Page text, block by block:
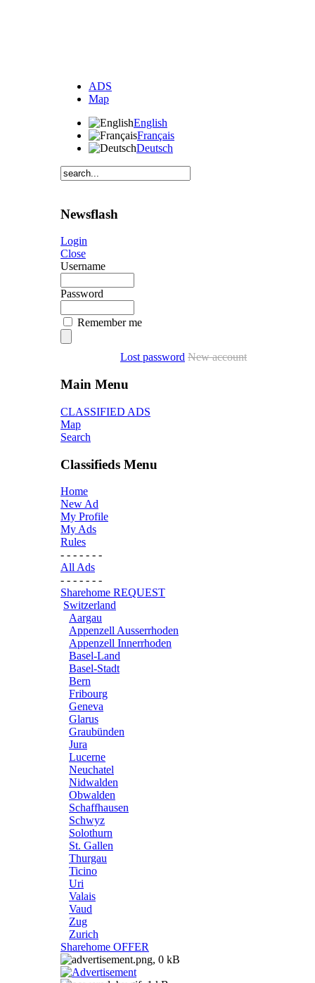
ADS
Map
English
Français
Deutsch
Newsflash
Login
Close
Username
Password
Remember me
Lost password New account
Main Menu
CLASSIFIED ADS
Map
Search
Classifieds Menu
Home
New Ad
My Profile
My Ads
Rules
- - - - - - -
All Ads
- - - - - - -
Sharehome REQUEST
Switzerland
Aargau
Appenzell Ausserrhoden
Appenzell Innerrhoden
Basel-Land
Basel-Stadt
Bern
Fribourg
Geneva
Glarus
Graubünden
Jura
Lucerne
Neuchatel
Nidwalden
Obwalden
Schaffhausen
Schwyz
Solothurn
St. Gallen
Thurgau
Ticino
Uri
Valais
Vaud
Zug
Zurich
Sharehome OFFER